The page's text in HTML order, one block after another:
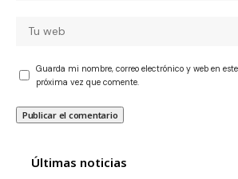
Guarda mi nombre, correo electrónico y web en
próxima vez que comente.
Últimas noticias